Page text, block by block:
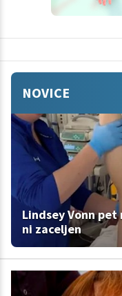
NOVICE
Lindsey Vonn pet
ni zaceljen